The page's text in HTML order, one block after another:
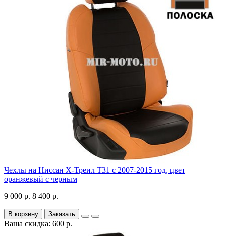
Чехлы на Ниссан Х-Треил Т31 с 2007-2015 год, цвет
оранжевый с черным
9 000 р. 8 400 р.
В корзину Заказать
Ваша скидка: 600 р.